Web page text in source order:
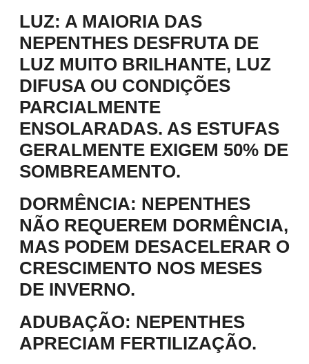
LUZ: A MAIORIA DAS
NEPENTHES DESFRUTA DE
LUZ MUITO BRILHANTE, LUZ
DIFUSA OU CONDIÇÕES
PARCIALMENTE
ENSOLARADAS. AS ESTUFAS
GERALMENTE EXIGEM 50% DE
SOMBREAMENTO.
DORMÊNCIA: NEPENTHES
NÃO REQUEREM DORMÊNCIA,
MAS PODEM DESACELERAR O
CRESCIMENTO NOS MESES
DE INVERNO.
ADUBAÇÃO: NEPENTHES
APRECIAM FERTILIZAÇÃO.